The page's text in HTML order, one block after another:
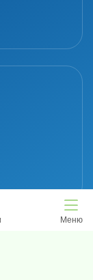
Меню